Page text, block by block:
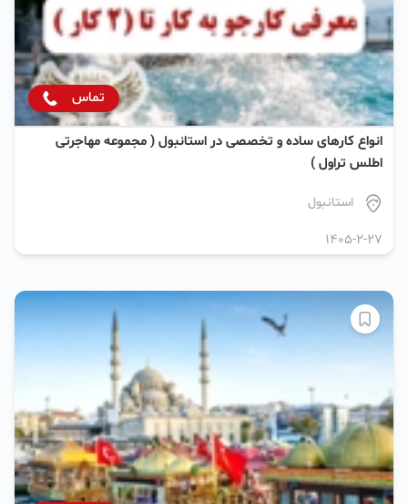
تماس
انواع کارهای ساده و تخصصی در استانبول ( مجموعه مهاجرتی
اطلس تراول )
استانبول
1405-2-27